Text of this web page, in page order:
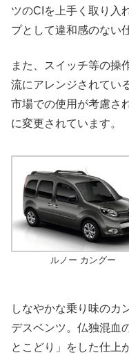
ツのCIを上手く取り入
プとして違和感のない
また、スイッチ等の操
流にアレンジされてい
市場での使用が考慮さ
に変更されています。
ルノー カングー
しなやかな乗り味のカ
デスベンツ。仏独混血
とこどり」をした仕上